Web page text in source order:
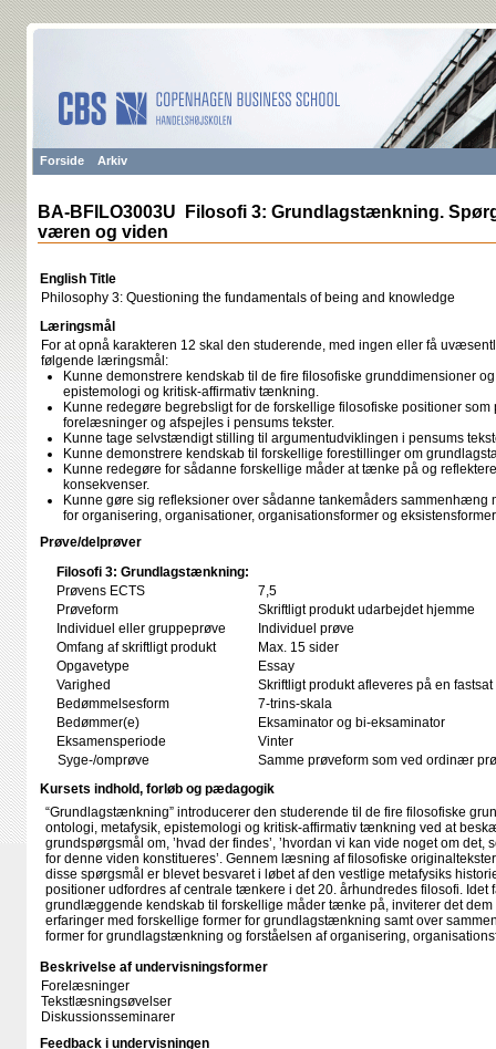
Forside Arkiv
BA-BFILO3003U Filosofi 3: Grundlagstænkning.
væren og viden
English Title
Philosophy 3: Questioning the fundamentals of being and knowledge
Læringsmål
For at opnå karakteren 12 skal den studerende, med ingen eller få
følgende læringsmål:
Kunne demonstrere kendskab til de fire filosofiske grunddimensioner
epistemologi og kritisk-affirmativ tænkning.
Kunne redegøre begrebsligt for de forskellige filosofiske positioner
forelæsninger og afspejles i pensums tekster.
Kunne tage selvstændigt stilling til argumentudviklingen i pensums
Kunne demonstrere kendskab til forskellige forestillinger om
Kunne redegøre for sådanne forskellige måder at tænke på og
konsekvenser.
Kunne gøre sig refleksioner over sådanne tankemåders sammenhæng
for organisering, organisationer, organisationsformer og
Prøve/delprøver
Filosofi 3: Grundlagstænkning:
Prøvens ECTS
7,5
Prøveform
Skriftligt produkt udarbejdet hjemme
Individuel eller gruppeprøve
Individuel prøve
Omfang af skriftligt produkt
Max. 15 sider
Opgavetype
Essay
Varighed
Skriftligt produkt afleveres på en
Bedømmelsesform
7-trins-skala
Bedømmer(e)
Eksaminator og bi-eksaminator
Eksamensperiode
Vinter
Syge-/omprøve
Samme prøveform som ved ordinær
Kursets indhold, forløb og pædagogik
“Grundlagstænkning” introducerer den studerende til de fire filosofiske
ontologi, metafysik, epistemologi og kritisk-affirmativ tænkning ved at
grundspørgsmål om, ’hvad der findes’, ’hvordan vi kan vide noget om det,
for denne viden konstitueres’. Gennem læsning af filosofiske
disse spørgsmål er blevet besvaret i løbet af den vestlige metafysiks
positioner udfordres af centrale tænkere i det 20. århundredes filosofi. Idet
grundlæggende kendskab til forskellige måder tænke på, inviterer det dem
erfaringer med forskellige former for grundlagstænkning samt over
former for grundlagstænkning og forståelsen af organisering,
Beskrivelse af undervisningsformer
Forelæsninger
Tekstlæsningsøvelser
Diskussionsseminarer
Feedback i undervisningen